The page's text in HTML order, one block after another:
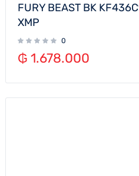
FURY BEAST BK
XMP
0
₲ 1.678.000